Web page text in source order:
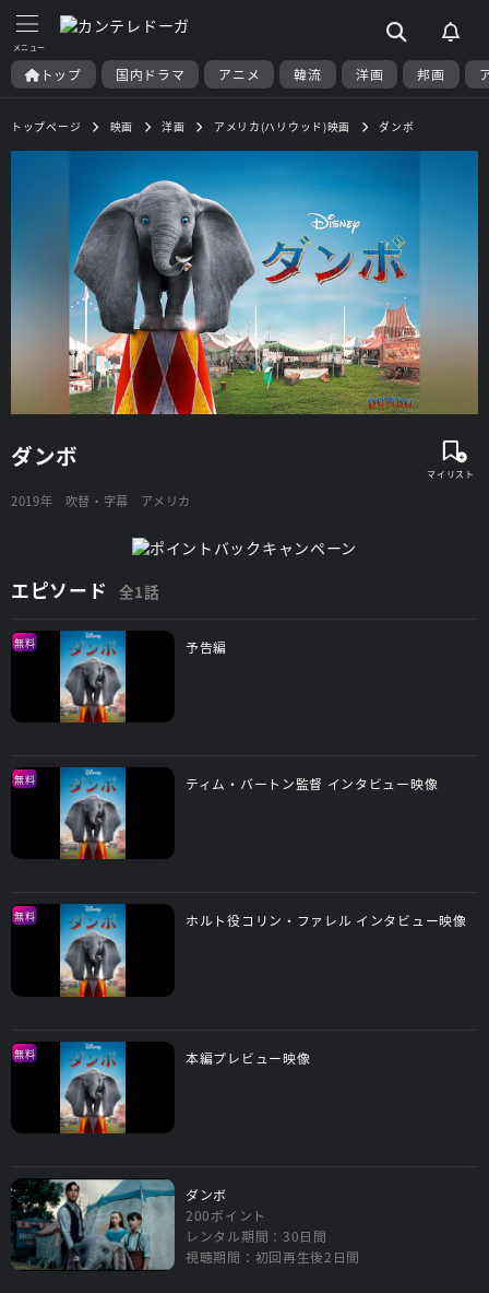
トップ 国内ドラマ アニメ 韓流 洋画 邦画
トップページ 映画 洋画 アメリカ(ハリウッド)映画 ダンボ
ダンボ
2019年 吹替・字幕 アメリカ
エピソード 全1話
無料 予告編
無料 ティム・バートン監督 インタビュー映像
無料 ホルト役コリン・ファレル インタビュー映像
無料 本編プレビュー映像
ダンボ
200ポイント
レンタル期間：30日間
視聴期間：初回再生後2日間